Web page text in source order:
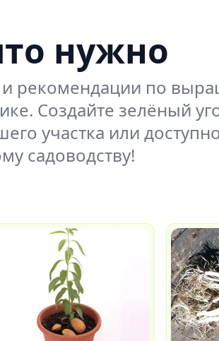
нужно
и рекомендации по
Создайте зелёный
участка или
садоводству!